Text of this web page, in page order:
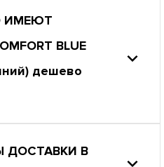
ИМЕЮТ
BLUE
дешево
ДОСТАВКИ В